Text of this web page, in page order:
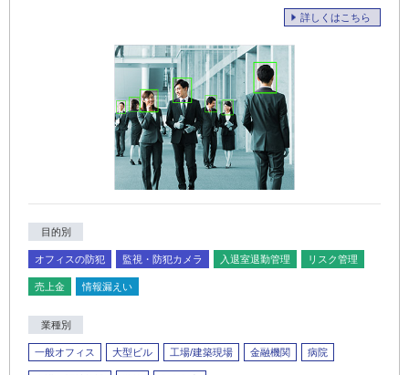
詳しくはこちら
目的別
オフィスの防犯 監視・防犯カメラ 入退室退勤管理 リスク管理
売上金 情報漏えい
業種別
一般オフィス 大型ビル 工場/建築現場 金融機関 病院